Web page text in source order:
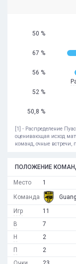
50 %
67 %
56 %
52 %
50,8 %
[1] - Распределение
оценивающая исход
команд, очные
ПОЛОЖЕНИЕ
Место
Команда
Игр
В
Н
П
1
11
7
2
2